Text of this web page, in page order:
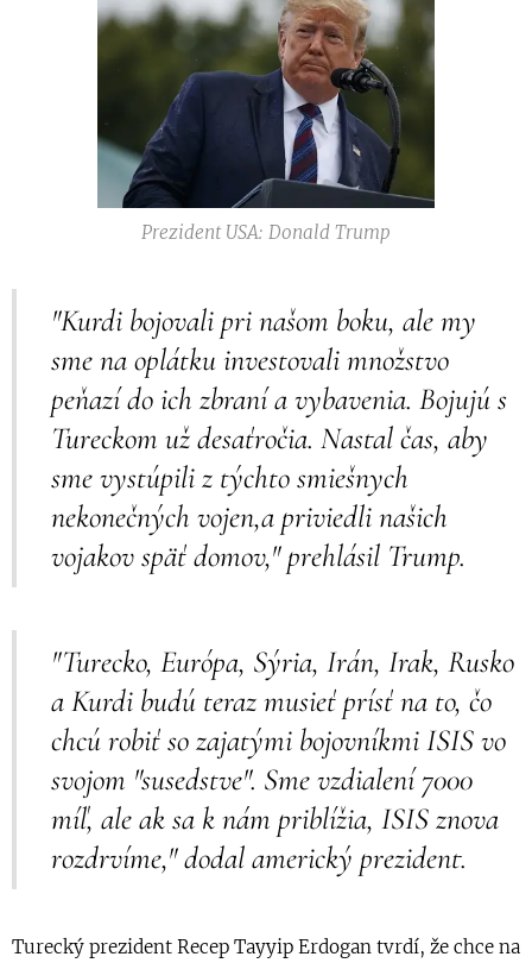
Prezident USA: Donald Trump
"Kurdi bojovali pri našom boku, ale my
sme na oplátku investovali množstvo
peňazí do ich zbraní a vybavenia. Bojujú s
Tureckom už desaťročia. Nastal čas, aby
sme vystúpili z týchto smiešnych
nekonečných vojen,a priviedli našich
vojakov späť domov," prehlásil Trump.
"Turecko, Európa, Sýria, Irán, Irak, Rusko
a Kurdi budú teraz musieť prísť na to, čo
chcú robiť so zajatými bojovníkmi ISIS vo
svojom "susedstve". Sme vzdialení 7000
míľ, ale ak sa k nám priblížia, ISIS znova
rozdrvíme," dodal americký prezident.
Turecký prezident Recep Tayyip Erdogan tvrdí, že chce na